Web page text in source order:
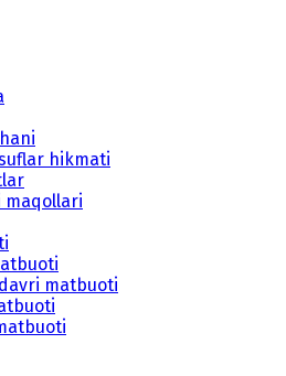
hikmati
maqollari
matbuoti